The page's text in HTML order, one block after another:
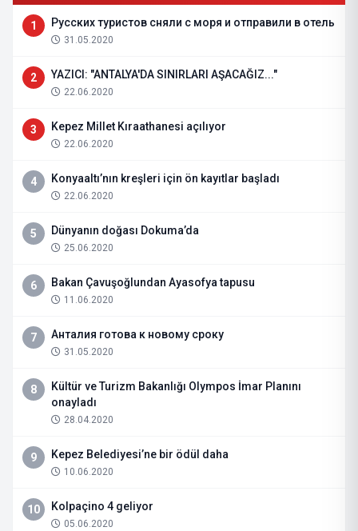
1 Русских туристов сняли с моря и отправили в отель
31.05.2020
2 YAZICI: "ANTALYA'DA SINIRLARI AŞACAĞIZ..."
22.06.2020
3 Kepez Millet Kıraathanesi açılıyor
22.06.2020
4 Konyaaltı’nın kreşleri için ön kayıtlar başladı
22.06.2020
5 Dünyanın doğası Dokuma’da
25.06.2020
6 Bakan Çavuşoğlundan Ayasofya tapusu
11.06.2020
7 Анталия готова к новому сроку
31.05.2020
8
Kültür ve Turizm Bakanlığı Olympos İmar Planını
onayladı
28.04.2020
9 Kepez Belediyesi’ne bir ödül daha
10.06.2020
10 Kolpaçino 4 geliyor
05.06.2020